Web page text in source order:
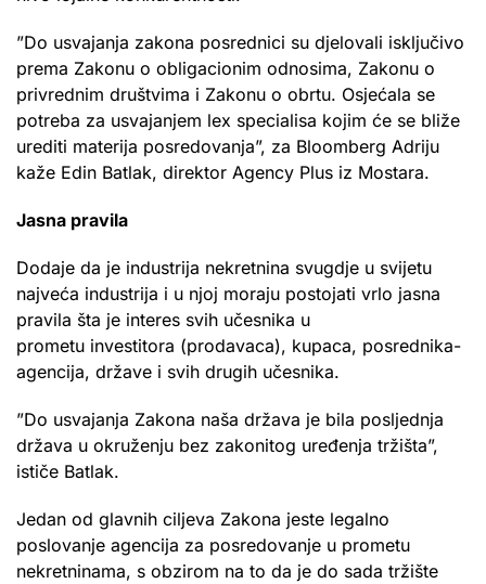
”Do usvajanja zakona posrednici su djelovali isključivo
prema Zakonu o obligacionim odnosima, Zakonu o
privrednim društvima i Zakonu o obrtu. Osjećala se
potreba za usvajanjem lex specialisa kojim će se bliže
urediti materija posredovanja”, za Bloomberg Adriju
kaže Edin Batlak, direktor Agency Plus iz Mostara.
Jasna pravila
Dodaje da je industrija nekretnina svugdje u svijetu
najveća industrija i u njoj moraju postojati vrlo jasna
pravila šta je interes svih učesnika u
prometu investitora (prodavaca), kupaca, posrednika-
agencija, države i svih drugih učesnika.
”Do usvajanja Zakona naša država je bila posljednja
država u okruženju bez zakonitog uređenja tržišta”,
ističe Batlak.
Jedan od glavnih ciljeva Zakona jeste legalno
poslovanje agencija za posredovanje u prometu
nekretninama, s obzirom na to da je do sada tržište